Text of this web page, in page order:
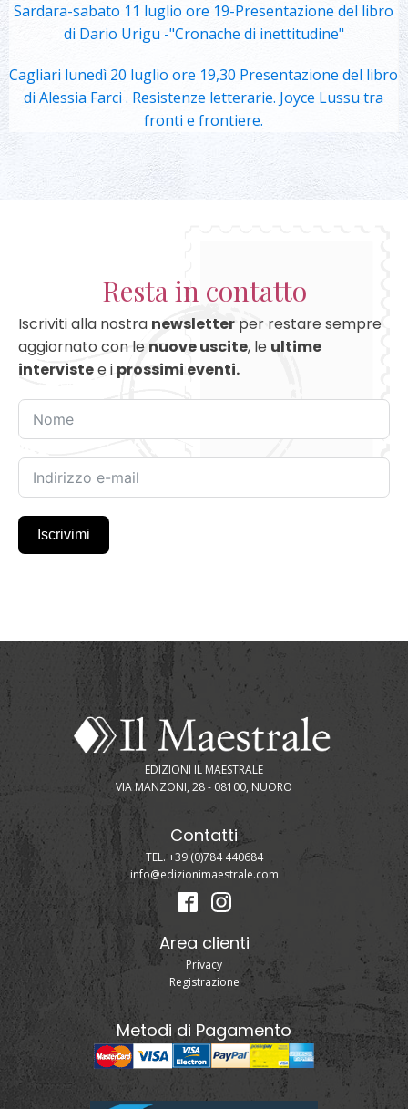
Sardara-sabato 11 luglio ore 19-Presentazione del libro
di Dario Urigu -"Cronache di inettitudine"
Cagliari lunedì 20 luglio ore 19,30 Presentazione del libro
di Alessia Farci . Resistenze letterarie. Joyce Lussu tra
fronti e frontiere.
Resta in contatto
Iscriviti alla nostra newsletter per restare sempre
aggiornato con le nuove uscite, le ultime
intervistee i prossimi eventi.
Iscrivimi
EDIZIONI IL MAESTRALE
VIA MANZONI, 28 - 08100, NUORO
Contatti
TEL. +39 (0)784 440684
info@edizionimaestrale.com
Area clienti
Privacy
Registrazione
Metodi di Pagamento